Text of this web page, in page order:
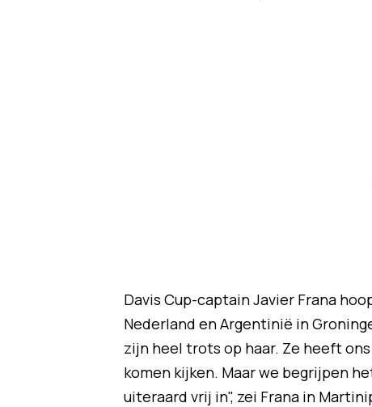
Davis Cup-captain Javier Frana
Nederland en Argentinië in
zijn heel trots op haar. Ze heeft
komen kijken. Maar we begrijpen
uiteraard vrij in", zei Frana in